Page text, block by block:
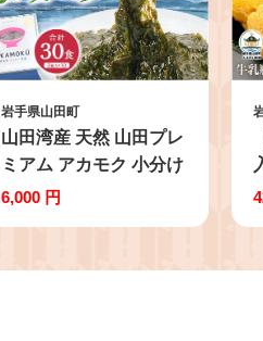
岩手県山田町
山田湾産 天然 山田プレ
ミアム アカモク 小分け
食べきり 冷凍 30g×3個
物繊維 フコキサンチン
6,000 円